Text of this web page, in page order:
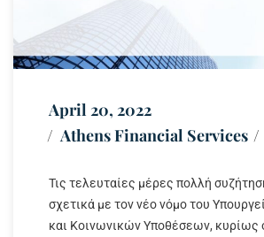
April 20, 2022
Athens Financial Services
Τις τελευταίες μέρες πολλή
σχετικά με τον νέο νόμο του
και Κοινωνικών Υποθέσεων, κυρίως